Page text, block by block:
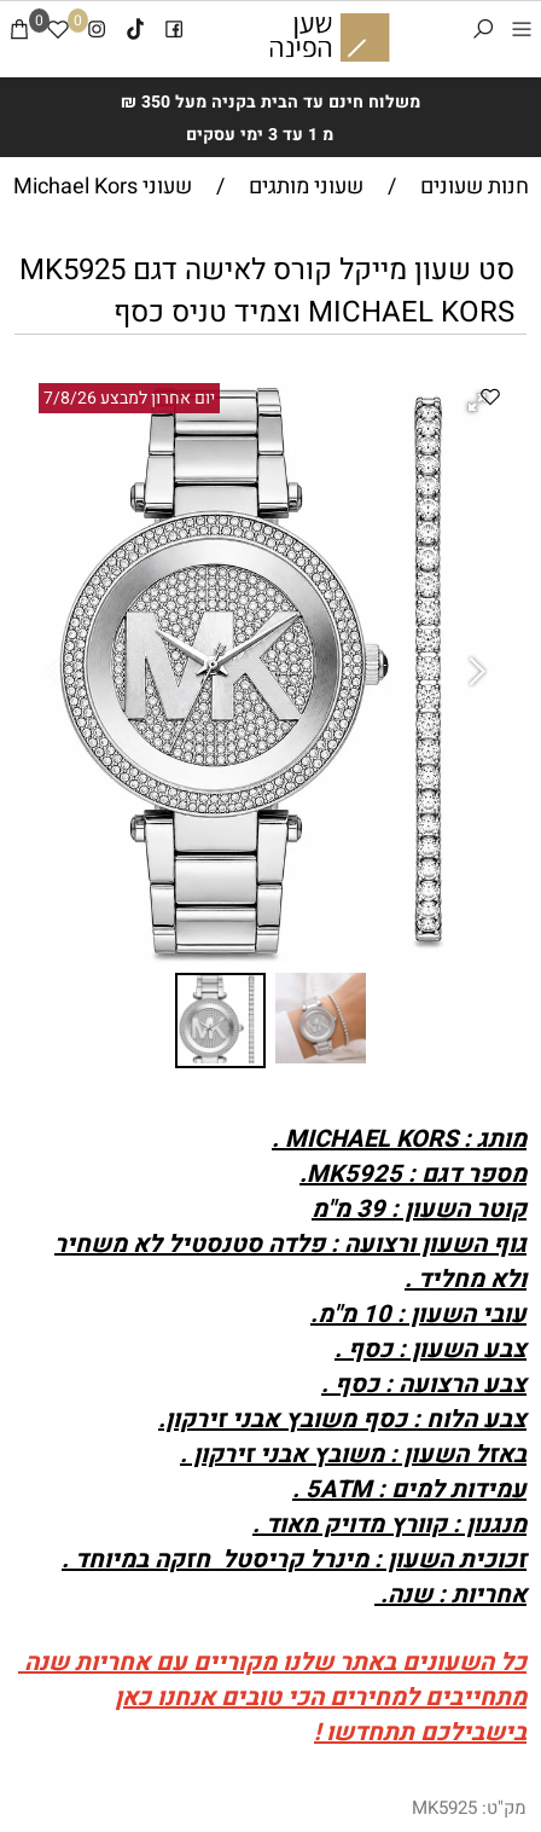
משלוח חינם עד הבית בקניה מעל 350 ₪
מ 1 עד 3 ימי עסקים
0 0
חנות שעונים / שעוני מותגים / שעוני Michael Kors
סט שעון מייקל קורס לאישה דגם MK5925
MICHAEL KORS וצמיד טניס כסף
יום אחרון למבצע 7/8/26
מותג : MICHAEL KORS .
מספר דגם : MK5925.
קוטר השעון : 39 מ"מ
גוף השעון ורצועה : פלדה סטנסטיל לא משחיר
ולא מחליד .
עובי השעון : 10 מ"מ.
צבע השעון : כסף .
צבע הרצועה : כסף .
צבע הלוח : כסף משובץ אבני זירקון.
באזל השעון : משובץ אבני זירקון .
עמידות למים : 5ATM .
מנגנון : קוורץ מדויק מאוד .
זכוכית השעון : מינרל קריסטל חזקה במיוחד .
אחריות : שנה.
כל השעונים באתר שלנו מקוריים עם אחריות שנה
מתחייבים למחירים הכי טובים אנחנו כאן
בישבילכם תתחדשו !
מק"ט: MK5925